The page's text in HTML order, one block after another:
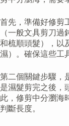
首先，準備好修剪
（一般文具剪刀
和梳順頭髮），以
濕）。確保這些工
第二個關鍵步驟，
是濕髮剪完之後，
此，修剪中分瀏海
判斷長度。